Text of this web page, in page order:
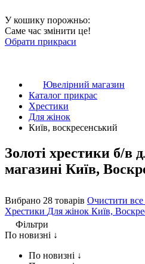
У кошику порожньо:
Саме час змінити це!
Обрати прикраси
Ювелірний магазин
Каталог прикрас
Хрестики
Для жінок
Київ, воскресенський
Золоті хрестики б/в
магазині Київ,
Вибрано 28 товарів Очистити все
Хрестики Для жінок Київ,
Фільтри
По новизні ↓
По новизні ↓